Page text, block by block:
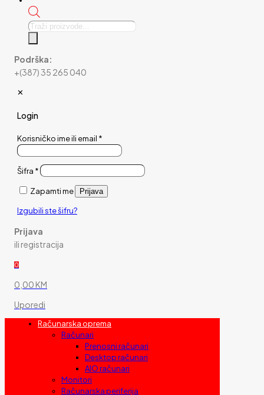
Products
Podrška:
+(387) 35 265 040
✕
Login
Korisničko ime ili email *
Šifra *
Zapamti me Prijava
Izgubili ste šifru?
Prijava
ili registracija
0
0,00 KM
Uporedi
Računarska oprema
Računari
Prenosni računari
Desktop računari
AIO računari
Monitori
Računarska periferija